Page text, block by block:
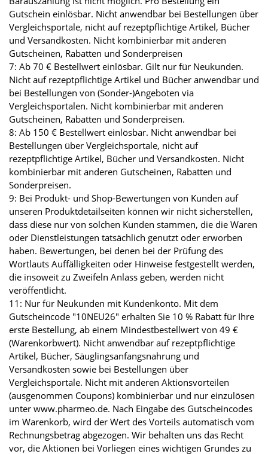
Gutschein einlösbar. Nicht anwendbar bei Bestellungen über
Vergleichsportale, nicht auf rezeptpflichtige Artikel, Bücher
und Versandkosten. Nicht kombinierbar mit anderen
Gutscheinen, Rabatten und Sonderpreisen
7: Ab 70 € Bestellwert einlösbar. Gilt nur für Neukunden.
Nicht auf rezeptpflichtige Artikel und Bücher anwendbar und
bei Bestellungen von (Sonder-)Angeboten via
Vergleichsportalen. Nicht kombinierbar mit anderen
Gutscheinen, Rabatten und Sonderpreisen.
8: Ab 150 € Bestellwert einlösbar. Nicht anwendbar bei
Bestellungen über Vergleichsportale, nicht auf
rezeptpflichtige Artikel, Bücher und Versandkosten. Nicht
kombinierbar mit anderen Gutscheinen, Rabatten und
Sonderpreisen.
9: Bei Produkt- und Shop-Bewertungen von Kunden auf
unseren Produktdetailseiten können wir nicht sicherstellen,
dass diese nur von solchen Kunden stammen, die die Waren
oder Dienstleistungen tatsächlich genutzt oder erworben
haben. Bewertungen, bei denen bei der Prüfung des
Wortlauts Auffälligkeiten oder Hinweise festgestellt werden,
die insoweit zu Zweifeln Anlass geben, werden nicht
veröffentlicht.
11: Nur für Neukunden mit Kundenkonto. Mit dem
Gutscheincode "10NEU26" erhalten Sie 10 % Rabatt für Ihre
erste Bestellung, ab einem Mindestbestellwert von 49 €
(Warenkorbwert). Nicht anwendbar auf rezeptpflichtige
Artikel, Bücher, Säuglingsanfangsnahrung und
Versandkosten sowie bei Bestellungen über
Vergleichsportale. Nicht mit anderen Aktionsvorteilen
(ausgenommen Coupons) kombinierbar und nur einzulösen
unter www.pharmeo.de. Nach Eingabe des Gutscheincodes
im Warenkorb, wird der Wert des Vorteils automatisch vom
Rechnungsbetrag abgezogen. Wir behalten uns das Recht
vor, die Aktionen bei Vorliegen eines wichtigen Grundes zu